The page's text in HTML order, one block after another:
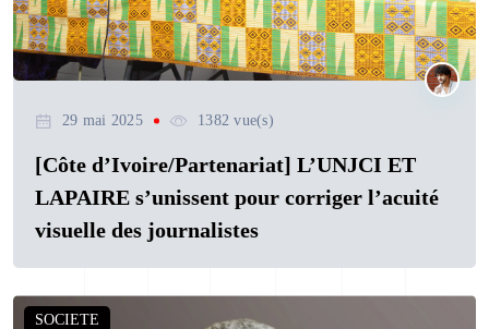
29 mai 2025 1382 vue(s)
[Côte d’Ivoire/Partenariat] L’UNJCI ET
LAPAIRE s’unissent pour corriger l’acuité
visuelle des journalistes
SOCIETE